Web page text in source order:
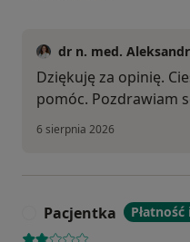
dr n. med.
Dziękuję za opinię.
pomóc. Pozdrawiam
6 sierpnia 2026
Pacjentka